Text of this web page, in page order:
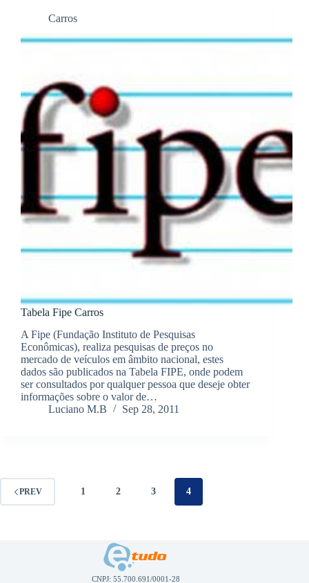
Carros
Tabela Fipe Carros
A Fipe (Fundação Instituto de Pesquisas
Econômicas), realiza pesquisas de preços no
mercado de veículos em âmbito nacional, estes
dados são publicados na Tabela FIPE, onde podem
ser consultados por qualquer pessoa que deseje obter
informações sobre o valor de…
Luciano M.B
Sep 28, 2011
PREV 1 2 3 4
CNPJ: 55.700.691/0001-28